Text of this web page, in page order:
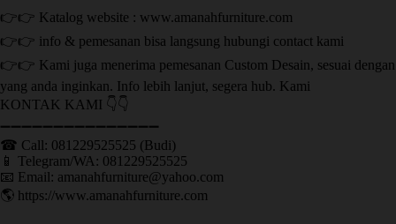
👉👉 Katalog website : www.amanahfurniture.com
👉👉 info & pemesanan bisa langsung hubungi contact kami
👉👉 Kami juga menerima pemesanan Custom Desain, sesuai dengan
yang anda inginkan. Info lebih lanjut, segera hub. Kami
KONTAK KAMI 👇👇
➖➖➖➖➖➖➖➖➖➖➖➖➖➖➖ ㅤ
☎ Call: 081229525525 (Budi)
📱 Telegram/WA: 081229525525
📧 Email: amanahfurniture@yahoo.com
🌎 https://www.amanahfurniture.com